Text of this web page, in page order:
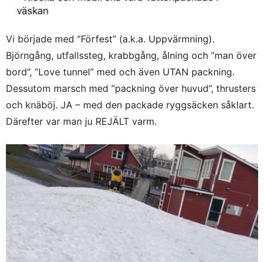
Vi började med ”Förfest” (a.k.a. Uppvärmning).
Björngång, utfallssteg, krabbgång, ålning och ”man över
bord”, ”Love tunnel” med och även UTAN packning.
Dessutom marsch med ”packning över huvud”, thrusters
och knäböj. JA – med den packade ryggsäcken såklart.
Därefter var man ju REJÄLT varm.